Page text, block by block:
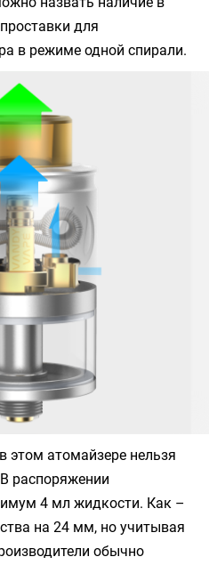
для
в режиме одной спирали.
этом атомайзере нельзя
распоряжении
4 мл жидкости. Как –
на 24 мм, но учитывая
обычно